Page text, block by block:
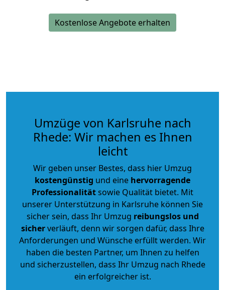
Kostenlose Angebote erhalten
Umzüge von Karlsruhe nach
Rhede: Wir machen es Ihnen
leicht
Wir geben unser Bestes, dass hier Umzug
kostengünstig und eine hervorragende
Professionalitätsowie Qualität bietet. Mit
unserer Unterstützung in Karlsruhe können Sie
sicher sein, dass Ihr Umzug reibungslos und
sicherverläuft, denn wir sorgen dafür, dass Ihre
Anforderungen und Wünsche erfüllt werden. Wir
haben die besten Partner, um Ihnen zu helfen
und sicherzustellen, dass Ihr Umzug nach Rhede
ein erfolgreicher ist.